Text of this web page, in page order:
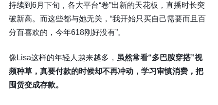
持续到6月下旬，各大平台“卷”出新的天花板，直播时长突
破新高。而这些都与她无关，“我开始只买自己需要而且百
分百喜欢的，今年618刚好没有”。
像Lisa这样的年轻人越来越多， 虽然常看“多巴胺穿搭”视
频种草，真要付款的时候却不再冲动，学习审慎消费，把
囤货变成存款。